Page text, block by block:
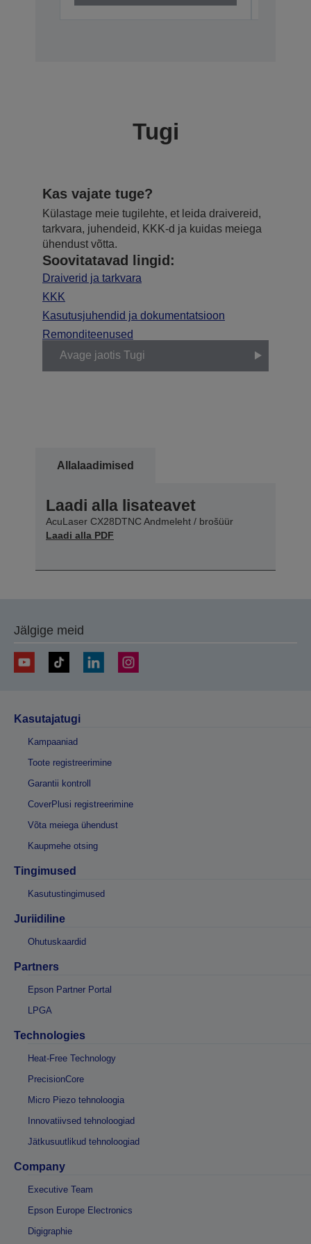
Tugi
Kas vajate tuge?
Külastage meie tugilehte, et leida draivereid,
tarkvara, juhendeid, KKK-d ja kuidas meiega
ühendust võtta.
Soovitatavad lingid:
Draiverid ja tarkvara
KKK
Kasutusjuhendid ja dokumentatsioon
Remonditeenused
Avage jaotis Tugi
Allalaadimised
Laadi alla lisateavet
AcuLaser CX28DTNC Andmeleht / brošüür
Laadi alla PDF
Jälgige meid
Kasutajatugi
Kampaaniad
Toote registreerimine
Garantii kontroll
CoverPlusi registreerimine
Võta meiega ühendust
Kaupmehe otsing
Tingimused
Kasutustingimused
Juriidiline
Ohutuskaardid
Partners
Epson Partner Portal
LPGA
Technologies
Heat-Free Technology
PrecisionCore
Micro Piezo tehnoloogia
Innovatiivsed tehnoloogiad
Jätkusuutlikud tehnoloogiad
Company
Executive Team
Epson Europe Electronics
Digigraphie